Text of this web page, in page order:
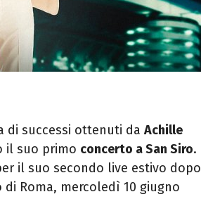
di successi ottenuti da Achille
il suo primo concerto a San Siro.
il suo secondo live estivo dopo
Roma, mercoledì 10 giugno